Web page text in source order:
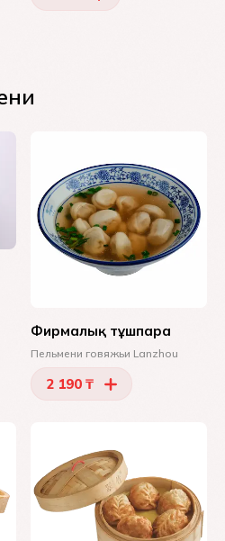
Фирмалық тұшпара
Пельмени говяжьи Lanzhou
2 190 ₸